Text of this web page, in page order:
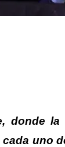
donde
uno